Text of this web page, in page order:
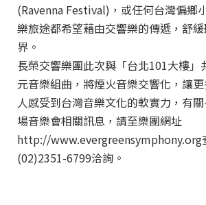
(Ravenna Festival)，或任何台灣偏鄉
樂旅途都希望藉由交響樂的傳遞，舒
界。
長榮交響樂團此次與「台北101大樓」
元音樂組曲，將煙火音樂交響化，讓
人感受到台灣音樂文化的軟實力，有
場音樂會相關訊息，請至樂團網址
http://www.evergreensymphony.org
(02)2351-6799洽詢。